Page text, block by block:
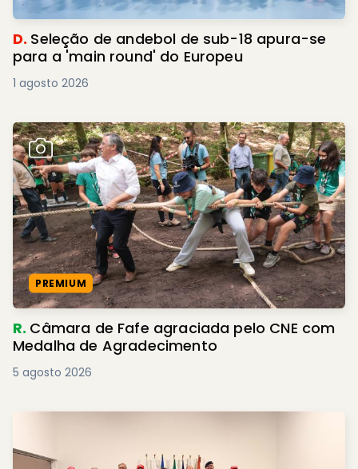
D. Seleção de andebol de sub-18 apura-se
para a 'main round' do Europeu
1 agosto 2026
PREMIUM
R. Câmara de Fafe agraciada pelo CNE com
Medalha de Agradecimento
5 agosto 2026